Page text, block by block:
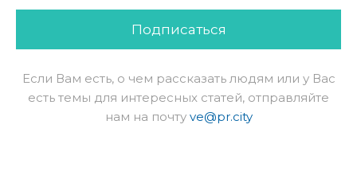
Подписаться
Если Вам есть, о чем рассказать людям или у Вас
есть темы для интересных статей, отправляйте
нам на почту ve@pr.city